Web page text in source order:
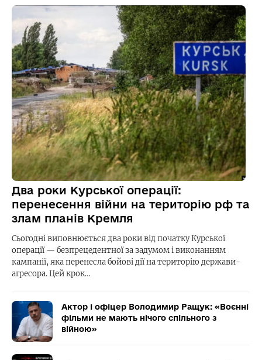
Два роки Курської операції:
перенесення війни на територію рф та
злам планів Кремля
Сьогодні виповнюється два роки від початку Курської
операції — безпрецедентної за задумом і виконанням
кампанії, яка перенесла бойові дії на територію держави-
агресора. Цей крок…
Актор і офіцер Володимир Ращук: «Воєнні
фільми не мають нічого спільного з
війною»